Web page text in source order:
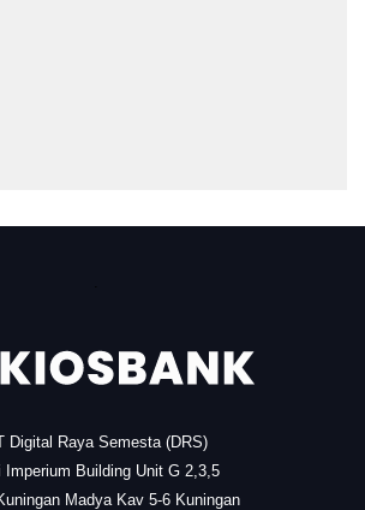
Digital Raya Semesta (DRS)
Imperium Building Unit G 2,3,5
Madya Kav 5-6 Kuningan